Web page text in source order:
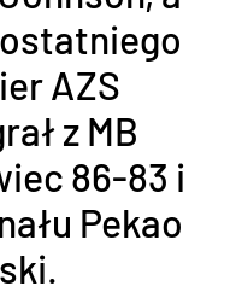
AZS
z MB
86-83 i
Pekao